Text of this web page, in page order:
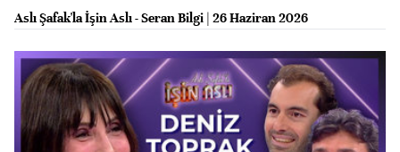
Aslı Şafak'la İşin Aslı - Seran Bilgi | 26 Haziran 2026